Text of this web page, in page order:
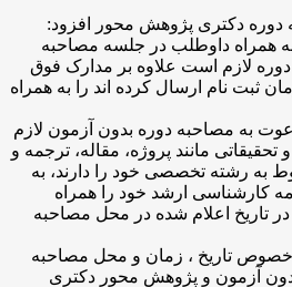
دکتری پژوهش محور افزود:
همراه داوطلب در جلسه مصاحبه
دوره لازم است علاوه بر مدارک فوق
ثبت نام ارسال کرده اند را به همراه
به مصاحبه دوره بدون آزمون لازم
مانند پروژه، مقاله، ترجمه و
به رشته تخصصی خود را دارند، به
کارشناسی ارشد خود را همراه
تاریخ اعلام شده در محل مصاحبه
تاریخ ، زمان و محل مصاحبه
آزمون و پژوهش محور دکتری